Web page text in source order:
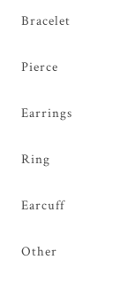
Bracelet
Pierce
Earrings
Ring
Earcuff
Other